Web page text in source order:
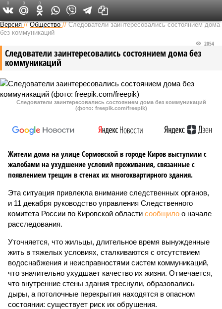
Версия в Кирове
Версия //Общество //Следователи заинтересовались состоянием дома
без коммуникаций
Следователи заинтересовались состоянием дома без
коммуникаций
2054
Следователи заинтересовались состоянием дома без коммуникаций
(фото: freepik.com/freepik)
Жители дома на улице Сормовской в городе Киров выступили с
жалобами на ухудшение условий проживания, связанные с
появлением трещин в стенах их многоквартирного здания.
Эта ситуация привлекла внимание следственных органов,
и 11 декабря руководство управления Следственного
комитета России по Кировской области сообщило о начале
расследования.
Уточняется, что жильцы, длительное время вынужденные
жить в тяжелых условиях, сталкиваются с отсутствием
водоснабжения и неисправностями систем коммуникаций,
что значительно ухудшает качество их жизни. Отмечается,
что внутренние стены здания треснули, образовались
дыры, а потолочные перекрытия находятся в опасном
состоянии: существует риск их обрушения.
0 0 0